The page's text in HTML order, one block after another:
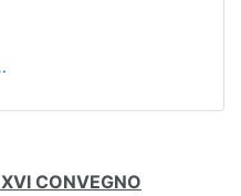
CONVEGNO